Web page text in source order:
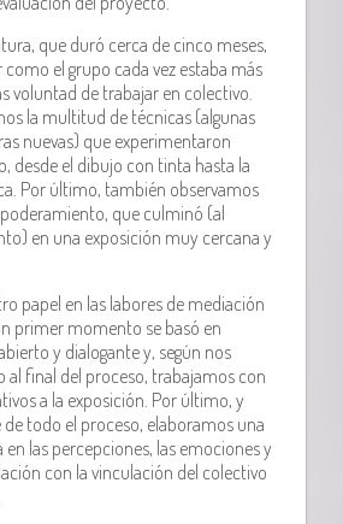
que duró cerca de cinco meses,
el grupo cada vez estaba más
voluntad de trabajar en colectivo.
la multitud de técnicas (algunas
nuevas) que experimentaron
desde el dibujo con tinta hasta la
Por último, también observamos
que culminó (al
en una exposición muy cercana y
papel en las labores de mediación
primer momento se basó en
y dialogante y, según nos
al final del proceso, trabajamos con
a la exposición. Por último, y
de todo el proceso, elaboramos una
en las percepciones, las emociones y
con la vinculación del colectivo